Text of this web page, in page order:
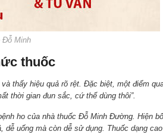
Đỗ Minh
thuốc
thấy hiệu quả rõ rệt. Đặc biệt, một điểm
thời gian đun sắc, cứ thế dùng thôi”.
ho của nhà thuốc Đỗ Minh Đường. Hiện
uống mà còn dễ sử dụng. Thuốc dạng cao